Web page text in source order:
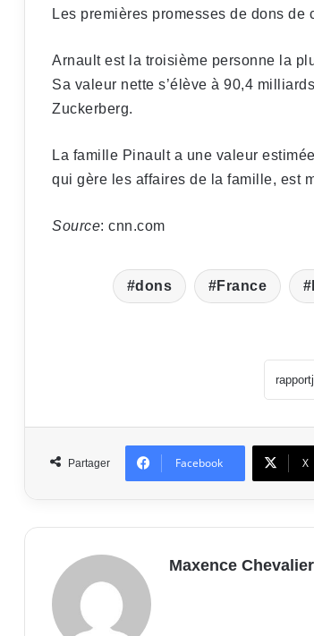
Les premières promesses de dons
Arnault est la troisième personne la
Sa valeur nette s’élève à 90,4
Zuckerberg.
La famille Pinault a une valeur
qui gère les affaires de la famille, est
Source: cnn.com
dons France
Partager Facebook X
Maxence Chevalier